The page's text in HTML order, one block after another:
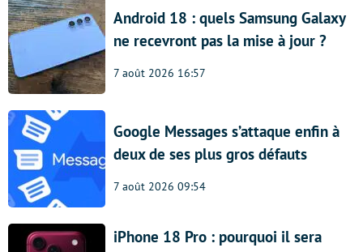
Android 18 : quels Samsung Galaxy
ne recevront pas la mise à jour ?
7 août 2026 16:57
Google Messages s’attaque enfin à
deux de ses plus gros défauts
7 août 2026 09:54
iPhone 18 Pro : pourquoi il sera